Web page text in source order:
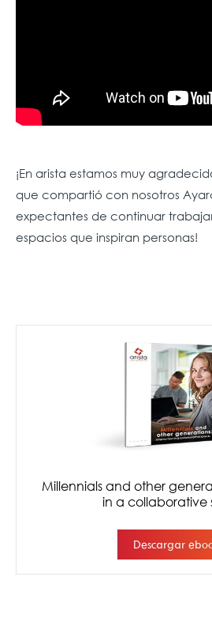
¡En arista estamos muy
que compartió con nosotros
expectantes de continuar
espacios que inspiran personas!